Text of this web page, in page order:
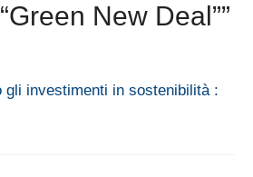
New Deal””
gli investimenti in sostenibilità :